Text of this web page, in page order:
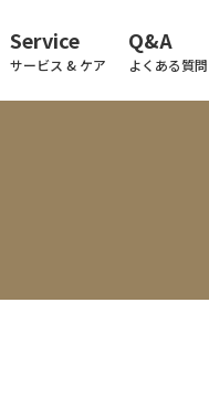
Service
サービス & ケア
Q&A
よくある質問